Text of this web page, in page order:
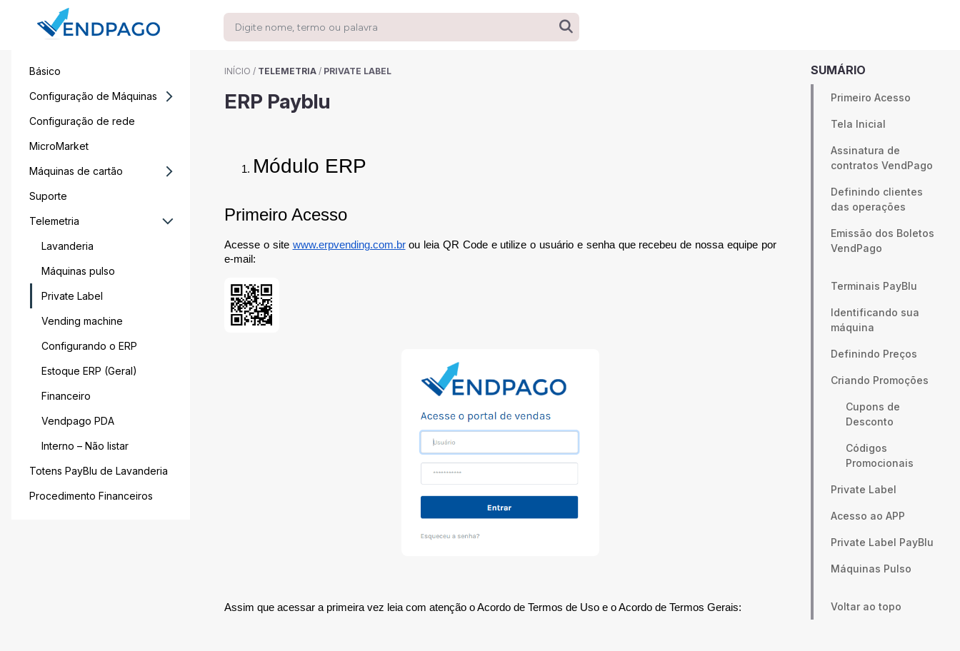
Básico
Configuração de Máquinas
Configuração de rede
MicroMarket
Máquinas de cartão
Suporte
Telemetria
Lavanderia
Máquinas pulso
Private Label
Vending machine
Configurando o ERP
Estoque ERP (Geral)
Financeiro
Vendpago PDA
Interno – Não listar
Totens PayBlu de Lavanderia
Procedimento Financeiros
INÍCIO / TELEMETRIA / PRIVATE LABEL
ERP Payblu
Módulo ERP
Primeiro Acesso
Acesse o site www.erpvending.com.brou leia QR Code e utilize o usuário e senha que recebeu de nossa equipe por
e-mail:
Assim que acessar a primeira vez leia com atenção o Acordo de Termos de Uso e o Acordo de Termos Gerais:
SUMÁRIO
Primeiro Acesso
Tela Inicial
Assinatura de
contratos VendPago
Definindo clientes
das operações
Emissão dos Boletos
VendPago
Terminais PayBlu
Identificando sua
máquina
Definindo Preços
Criando Promoções
Cupons de
Desconto
Códigos
Promocionais
Private Label
Acesso ao APP
Private Label PayBlu
Máquinas Pulso
Voltar ao topo